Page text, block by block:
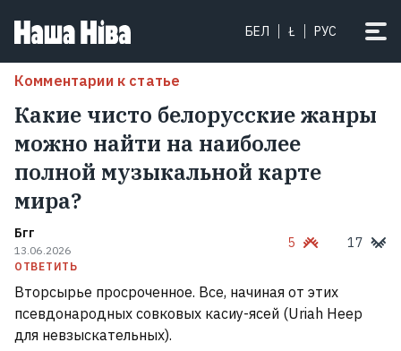
БЕЛ Ł РУС
Комментарии к статье
Какие чисто белорусские жанры
можно найти на наиболее
полной музыкальной карте
мира?
Бгг
13.06.2026
ОТВЕТИТЬ
5 17
Вторсырье просроченное. Все, начиная от этих
псевдонародных совковых касиу-ясей (Uriah Heep
для невзыскательных).